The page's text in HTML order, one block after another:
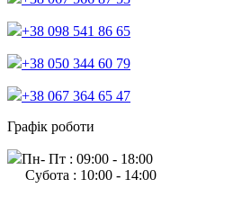
+38 098 541 86 65
+38 050 344 60 79
+38 067 364 65 47
Графік роботи
Пн- Пт : 09:00 - 18:00
Субота : 10:00 - 14:00